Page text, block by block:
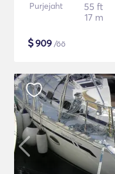
Purjejaht
55 ft
17 m
$909 /öö